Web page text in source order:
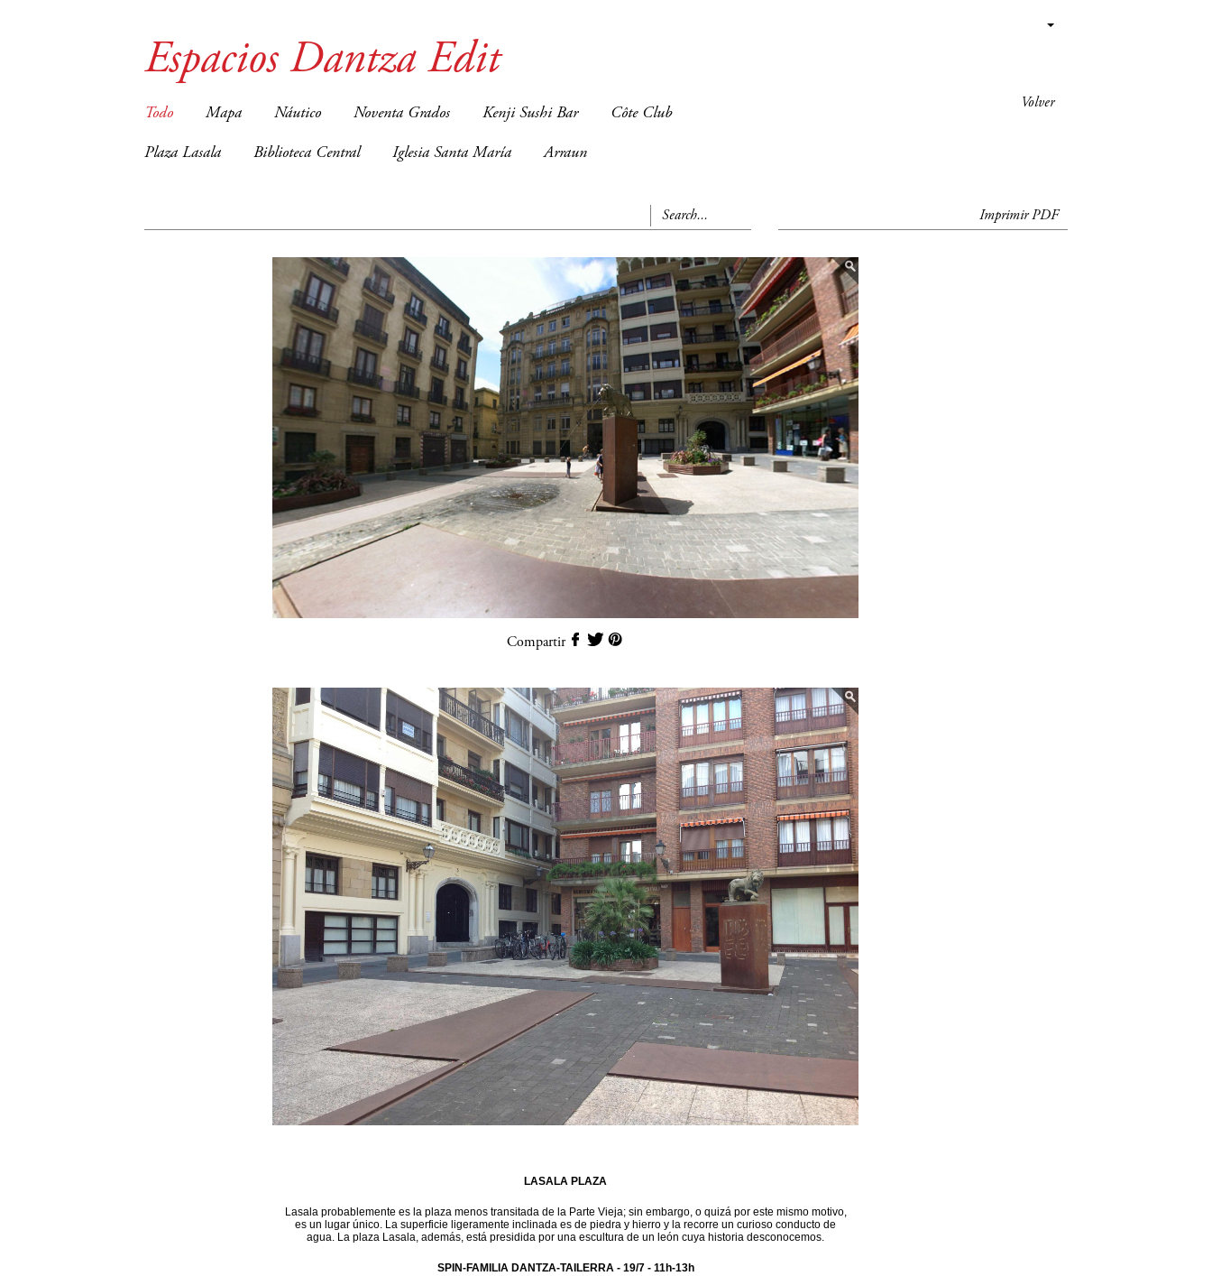
Volver
Espacios Dantza Edit
Todo Mapa Náutico Noventa Grados Kenji Sushi Bar Côte Club
Plaza Lasala Biblioteca Central Iglesia Santa María Arraun
Imprimir PDF
Compartir
LASALA PLAZA
Lasala probablemente es la plaza menos transitada de la Parte Vieja; sin embargo, o quizá por este mismo motivo,
es un lugar único. La superficie ligeramente inclinada es de piedra y hierro y la recorre un curioso conducto de
agua. La plaza Lasala, además, está presidida por una escultura de un león cuya historia desconocemos.
SPIN-FAMILIA DANTZA-TAILERRA- 19/7 - 11h-13h